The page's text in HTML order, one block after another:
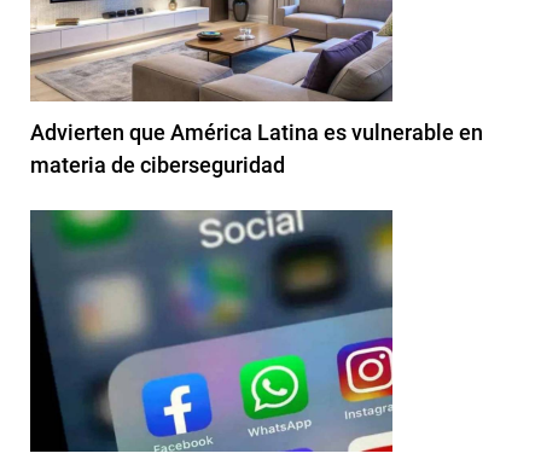
Advierten que América Latina es vulnerable en
materia de ciberseguridad